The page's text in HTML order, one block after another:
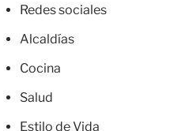
Redes sociales
Alcaldías
Cocina
Salud
Estilo de Vida